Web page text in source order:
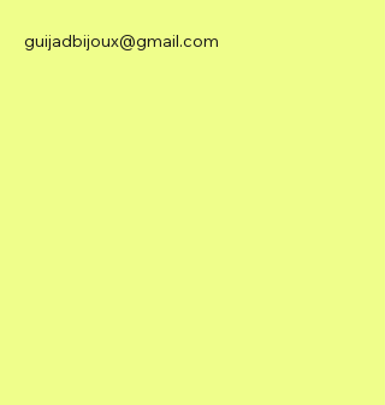
guijadbijoux@gmail.com